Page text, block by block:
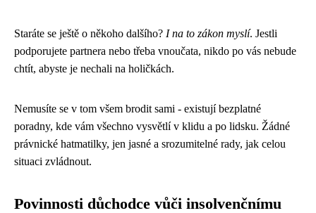
Staráte se ještě o někoho dalšího? I na to zákon myslí. Jestli
podporujete partnera nebo třeba vnoučata, nikdo po vás nebude
chtít, abyste je nechali na holičkách.
Nemusíte se v tom všem brodit sami - existují bezplatné
poradny, kde vám všechno vysvětlí v klidu a po lidsku. Žádné
právnické hatmatilky, jen jasné a srozumitelné rady, jak celou
situaci zvládnout.
Povinnosti důchodce vůči insolvenčnímu